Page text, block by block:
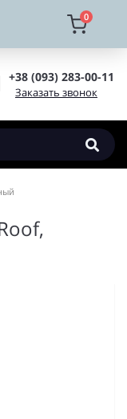
0
+38 (093) 283-00-11
Заказать звонок